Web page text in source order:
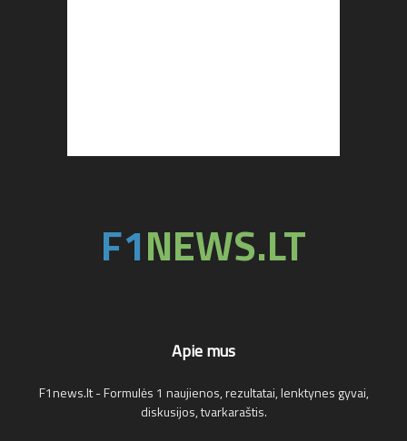
Apie mus
F1news.lt - Formulės 1 naujienos, rezultatai, lenktynes gyvai,
diskusijos, tvarkaraštis.